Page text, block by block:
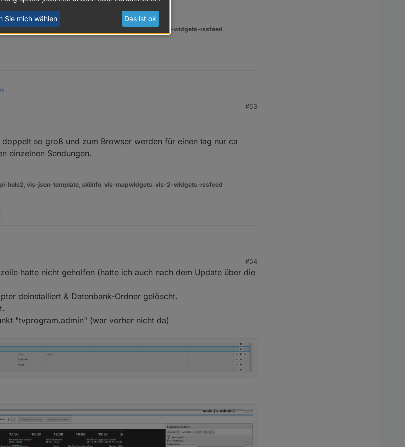
pi-hole2,vis-json-template vis-mapwidgets,vis-2-widgets-rssfeed
:
. Jetzt sieht es so aus
- von der Dateigröße?)
#53
so groß und zum Browser werden für einen tag nur ca
einzelnen Sendungen.
pi-hole2, vis-json-template, skiinfo, vis-mapwidgets, vis-2-widgets-rssfeed
doppelt so groß und zum Browser werden für einen tag nur ca 250kb
Sendungen.
#54
hatte nicht geholfen (hatte ich auch nach dem Update über die
deinstalliert & Datenbank-Ordner gelöscht.
"tvprogram.admin" (war vorher nicht da)
Sie mich wählen Das ist ok